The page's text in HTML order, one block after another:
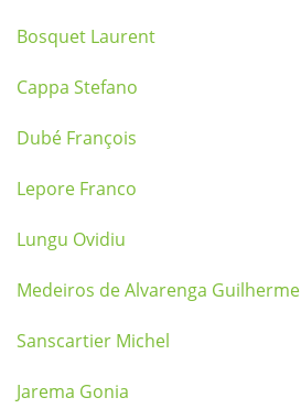
Bosquet Laurent
Cappa Stefano
Dubé François
Lepore Franco
Lungu Ovidiu
Medeiros de Alvarenga Guilherme
Sanscartier Michel
Jarema Gonia